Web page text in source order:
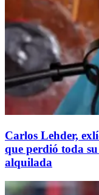
Carlos Lehder,
que perdió toda
alquilada